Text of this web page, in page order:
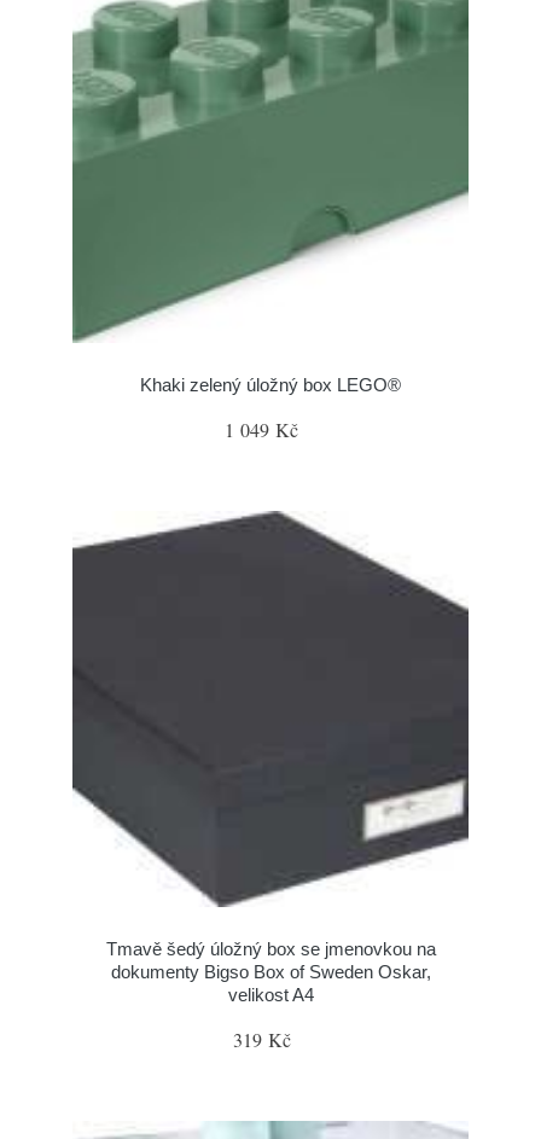
Khaki zelený úložný box LEGO®
1 049 Kč
Tmavě šedý úložný box se jmenovkou na
dokumenty Bigso Box of Sweden Oskar,
velikost A4
319 Kč